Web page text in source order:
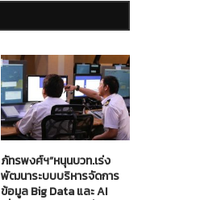
ภัทรพงศ์ฯ”หนุนบวท.เร่ง
พัฒนาระบบบริหารจัดการ
ข้อมูล Big Data และ AI